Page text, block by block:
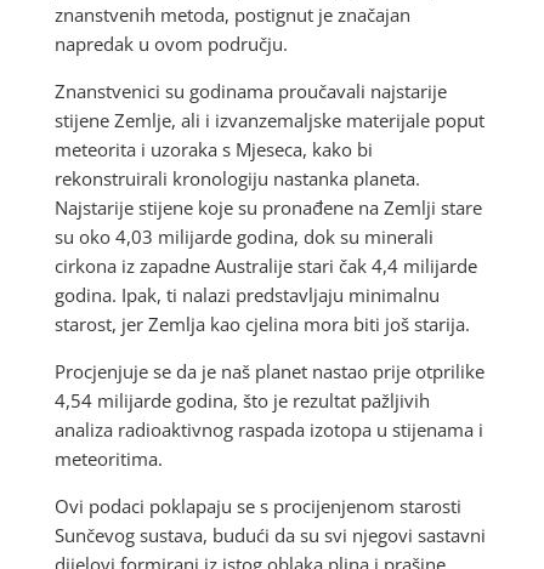
znanstvenih metoda, postignut je značajan
napredak u ovom području.
Znanstvenici su godinama proučavali najstarije
stijene Zemlje, ali i izvanzemaljske materijale poput
meteorita i uzoraka s Mjeseca, kako bi
rekonstruirali kronologiju nastanka planeta.
Najstarije stijene koje su pronađene na Zemlji stare
su oko 4,03 milijarde godina, dok su minerali
cirkona iz zapadne Australije stari čak 4,4 milijarde
godina. Ipak, ti nalazi predstavljaju minimalnu
starost, jer Zemlja kao cjelina mora biti još starija.
Procjenjuje se da je naš planet nastao prije otprilike
4,54 milijarde godina, što je rezultat pažljivih
analiza radioaktivnog raspada izotopa u stijenama i
meteoritima.
Ovi podaci poklapaju se s procijenjenom starosti
Sunčevog sustava, budući da su svi njegovi sastavni
dijelovi formirani iz istog oblaka plina i prašine.